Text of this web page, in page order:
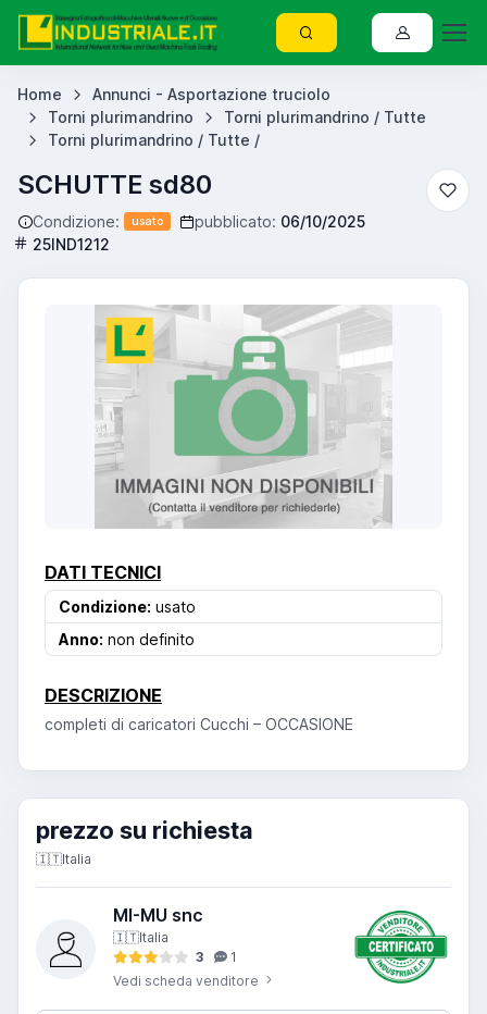
Home
Annunci - Asportazione truciolo
Torni plurimandrino
Torni plurimandrino / Tutte
Torni plurimandrino / Tutte /
SCHUTTE sd80
Condizione: usato pubblicato: 06/10/2025
25IND1212
DATI TECNICI
Condizione: usato
Anno: non definito
DESCRIZIONE
completi di caricatori Cucchi – OCCASIONE
prezzo su richiesta
🇮🇹Italia
MI-MU snc
🇮🇹Italia
3
1
Vedi scheda venditore